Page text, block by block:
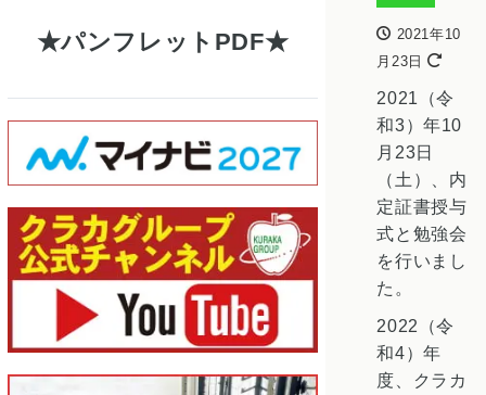
パンフレットPDF
2021年10
月23日
2021（令
和3）年10
月23日
（土）、内
定証書授与
式と勉強会
を行いまし
た。
2022（令
和4）年
度、クラカ